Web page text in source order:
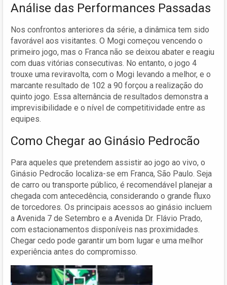
Análise das Performances Passadas
Nos confrontos anteriores da série, a dinâmica tem sido
favorável aos visitantes. O Mogi começou vencendo o
primeiro jogo, mas o Franca não se deixou abater e reagiu
com duas vitórias consecutivas. No entanto, o jogo 4
trouxe uma reviravolta, com o Mogi levando a melhor, e o
marcante resultado de 102 a 90 forçou a realização do
quinto jogo. Essa alternância de resultados demonstra a
imprevisibilidade e o nível de competitividade entre as
equipes.
Como Chegar ao Ginásio Pedrocão
Para aqueles que pretendem assistir ao jogo ao vivo, o
Ginásio Pedrocão localiza-se em Franca, São Paulo. Seja
de carro ou transporte público, é recomendável planejar a
chegada com antecedência, considerando o grande fluxo
de torcedores. Os principais acessos ao ginásio incluem
a Avenida 7 de Setembro e a Avenida Dr. Flávio Prado,
com estacionamentos disponíveis nas proximidades.
Chegar cedo pode garantir um bom lugar e uma melhor
experiência antes do compromisso.